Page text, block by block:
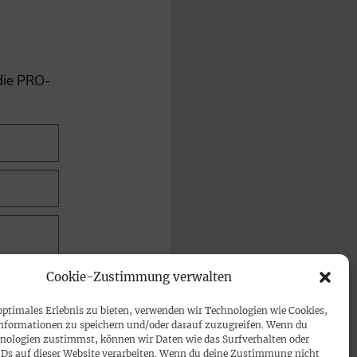
Cookie-Zustimmung verwalten
Erlebnis zu bieten, verwenden wir Technologien wie Cookies,
zu speichern und/oder darauf zuzugreifen. Wenn du
zustimmst, können wir Daten wie das Surfverhalten oder
auf dieser Website verarbeiten. Wenn du deine Zustimmung nicht
PRO-